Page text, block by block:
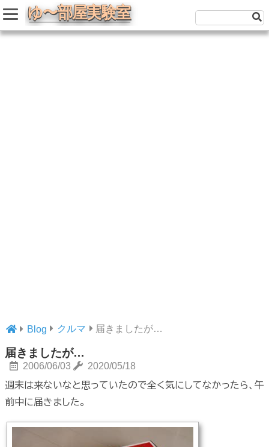
Blog クルマ 届きましたが…
届きましたが…
2006/06/03 2020/05/18
週末は来ないなと思っていたので全く気にしてなかったら、午
前中に届きました。